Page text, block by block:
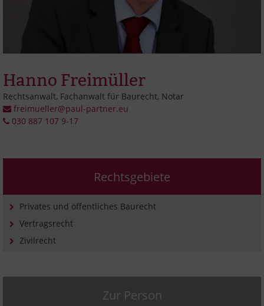
Hanno Freimüller
Rechtsanwalt, Fachanwalt für Baurecht, Notar
freimueller@paul-partner.eu
030 887 107 9-17
Rechtsgebiete
Privates und öffentliches Baurecht
Vertragsrecht
Zivilrecht
Zur Person